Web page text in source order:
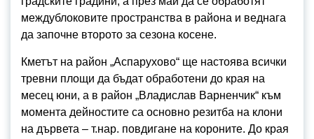
междублоковите пространства в района и веднага
да започне второто за сезона косене.
Кметът на район „Аспарухово“ ще настоява всички
тревни площи да бъдат обработени до края на
месец юни, а в район „Владислав Варненчик“ към
момента дейностите са основно резитба на клони
на дървета – т.нар. повдигане на короните. До края